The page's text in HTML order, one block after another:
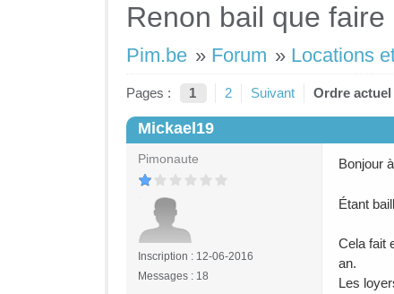
Renon bail que faire
Pim.be » Forum » Locations
Pages : 1 2 Suivant Ordre actuel
Mickael19
Pimonaute
Inscription : 12-06-2016
Messages : 18
Bonjour
Étant
Cela fait
an.
Les